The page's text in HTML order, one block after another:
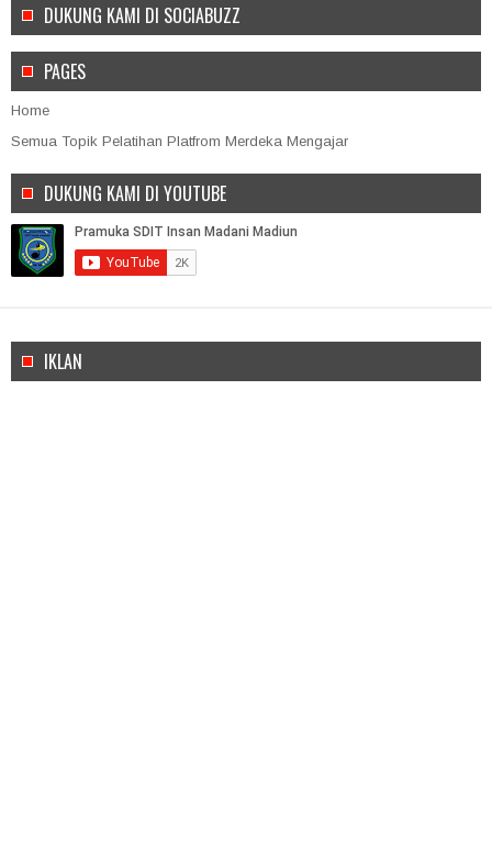
DUKUNG KAMI DI SOCIABUZZ
PAGES
Home
Semua Topik Pelatihan Platfrom Merdeka Mengajar
DUKUNG KAMI DI YOUTUBE
IKLAN